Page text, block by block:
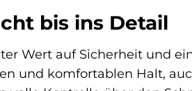
bis ins Detail
Wert auf Sicherheit und
und komfortablen Halt,